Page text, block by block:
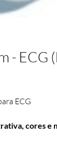
- ECG
ECG
cores e